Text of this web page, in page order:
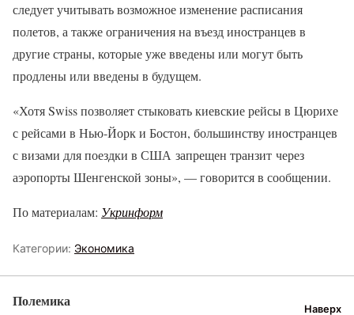
следует учитывать возможное изменение расписания
полетов, а также ограничения на въезд иностранцев в
другие страны, которые уже введены или могут быть
продлены или введены в будущем.
«Хотя Swiss позволяет стыковать киевские рейсы в Цюрихе
с рейсами в Нью-Йорк и Бостон, большинству иностранцев
с визами для поездки в США запрещен транзит через
аэропорты Шенгенской зоны», — говорится в сообщении.
По материалам: Укринформ
Категории: Экономика
Полемика Наверх